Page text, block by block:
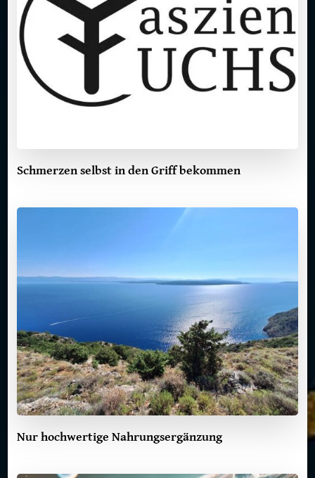
Schmerzen selbst in den Griff bekommen
Nur hochwertige Nahrungsergänzung